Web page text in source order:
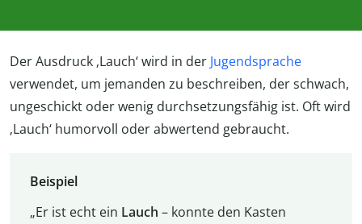
Der Ausdruck ‚Lauch‘ wird in der Jugendsprache
verwendet, um jemanden zu beschreiben, der schwach,
ungeschickt oder wenig durchsetzungsfähig ist. Oft wird
‚Lauch‘ humorvoll oder abwertend gebraucht.
Beispiel
„Er ist echt ein Lauch – konnte den Kasten